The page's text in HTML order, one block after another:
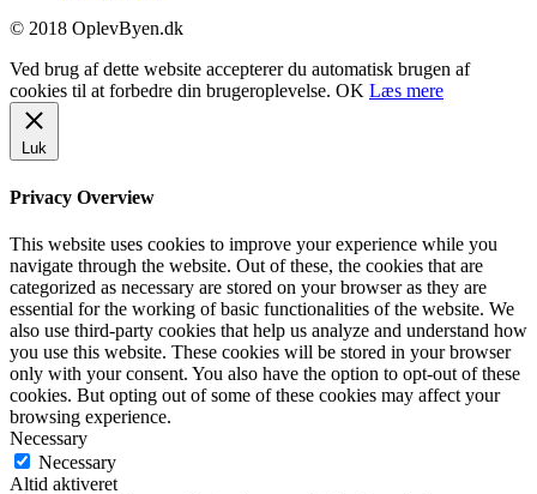
© 2018 OplevByen.dk
Ved brug af dette website accepterer du automatisk brugen af
cookies til at forbedre din brugeroplevelse. OK Læs mere
Luk
Privacy Overview
This website uses cookies to improve your experience while you
navigate through the website. Out of these, the cookies that are
categorized as necessary are stored on your browser as they are
essential for the working of basic functionalities of the website. We
also use third-party cookies that help us analyze and understand how
you use this website. These cookies will be stored in your browser
only with your consent. You also have the option to opt-out of these
cookies. But opting out of some of these cookies may affect your
browsing experience.
Necessary
Necessary
Altid aktiveret